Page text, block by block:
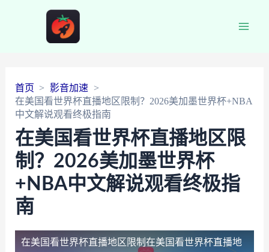
首页
影音加速
在美国看世界杯直播地区限制？2026美加墨世界杯+NBA
中文解说观看终极指南
在美国看世界杯直播地区限
制？2026美加墨世界杯
+NBA中文解说观看终极指
南
在美国看世界杯直播地区限制 在美国看世界杯直播地